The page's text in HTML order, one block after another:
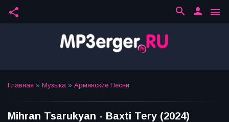
share menu
person
search
Главная » Музыка » Армянские Песни
Mihran Tsarukyan - Baxti Tery (2024)